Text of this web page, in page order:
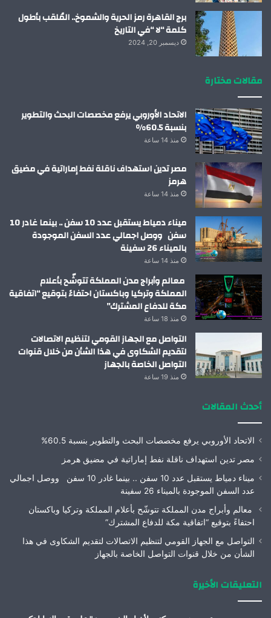
برج القاهرة رمز الحرية والشموخ.. المُلقب بأطول
كلمة “لا “في التاريخ
ديسمبر 20, 2024
مقالات مختارة
الاتحاد الأوروبي يرفع مخصصات البحث والتطوير
بنسبة 60.5%
منذ 14 ساعة
مصر تدين استهداف ناقلة نفط إماراتية في مضيق
هرمز
منذ 14 ساعة
ميناء دمياط يستقبل عدد 10 سفن .. بينما غادر 10
سفن ووصل اجمالي عدد السفن الموجودة
بالميناء 26 سفينة
منذ 14 ساعة
معالم وأبراج مدن المملكة تتوشّح بأعلام
المملكة وتركيا وباكستان احتفاءً بتوقيع “اتفاقية
مكة للدفاع المشترك”
منذ 18 ساعة
التواصل مع الجهاز القومي لتنظيم الاتصالات
لتقديم الشكاوى في هذا الشأن من خلال قنوات
التواصل الخاصة بالجهاز
منذ 19 ساعة
أحدث المقالات
الاتحاد الأوروبي يرفع مخصصات البحث والتطوير بنسبة 60.5%
مصر تدين استهداف ناقلة نفط إماراتية في مضيق هرمز
ميناء دمياط يستقبل عدد 10 سفن .. بينما غادر 10 سفن ووصل اجمالي
عدد السفن الموجودة بالميناء 26 سفينة
معالم وأبراج مدن المملكة تتوشّح بأعلام المملكة وتركيا وباكستان
احتفاءً بتوقيع “اتفاقية مكة للدفاع المشترك”
التواصل مع الجهاز القومي لتنظيم الاتصالات لتقديم الشكاوى في هذا
الشأن من خلال قنوات التواصل الخاصة بالجهاز
التعليقات الأخيرة